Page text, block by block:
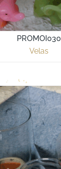
PROMOI030
Velas